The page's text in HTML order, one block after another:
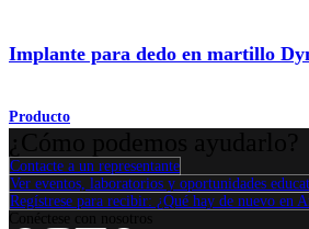
Implante para dedo en martillo
Producto
Contacte a un representante
Ver eventos, laboratorios y oportunidades
Regístrese para recibir: ¿Qué hay de nuevo en